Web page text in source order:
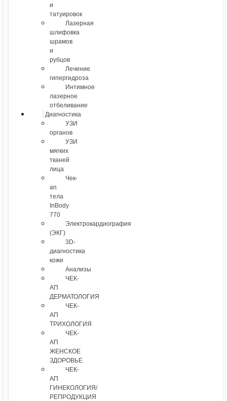
и
татуировок
Лазерная
шлифовка
шрамов
и
рубцов
Лечение
гипергидроза
Интимное
лазерное
отбеливание
Диагностика
УЗИ
органов
УЗИ
мягких
тканей
лица
Чек-
ап
тела
InBody
770
Электрокардиография
(ЭКГ)
3D-
диагностика
кожи
Анализы
ЧЕК-
АП
ДЕРМАТОЛОГИЯ
ЧЕК-
АП
ТРИХОЛОГИЯ
ЧЕК-
АП
ЖЕНСКОЕ
ЗДОРОВЬЕ
ЧЕК-
АП
ГИНЕКОЛОГИЯ/
РЕПРОДУКЦИЯ